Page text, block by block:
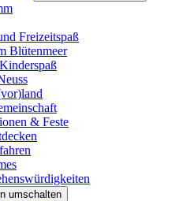
Freizeitspaß
Blütenmeer
& Feste
umschalten